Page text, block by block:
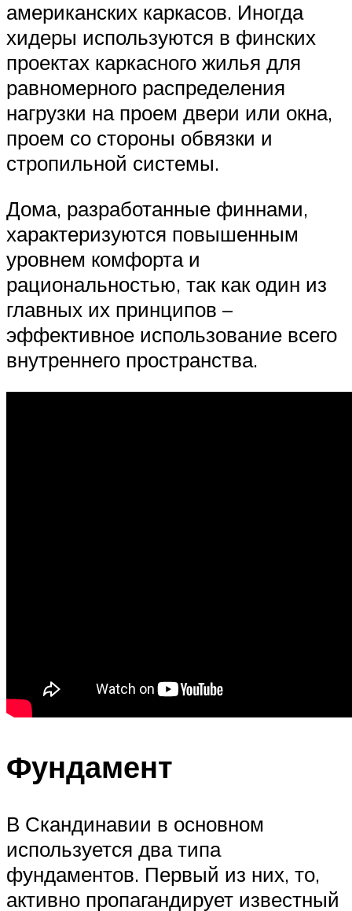
американских каркасов. Иногда
хидеры используются в финских
проектах каркасного жилья для
равномерного распределения
нагрузки на проем двери или окна,
проем со стороны обвязки и
стропильной системы.
Дома, разработанные финнами,
характеризуются повышенным
уровнем комфорта и
рациональностью, так как один из
главных их принципов –
эффективное использование всего
внутреннего пространства.
Фундамент
В Скандинавии в основном
используется два типа
фундаментов. Первый из них, то,
активно пропагандирует известный